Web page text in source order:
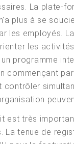
La plate-
plus à se
les employés.
les
programme
commençant
est très
La tenue de